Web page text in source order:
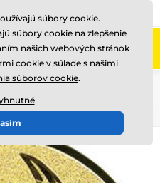
+421220255160
súbory cookie.
súbory cookie na zlepšenie
našich webových stránok
cookie v súlade s našimi
súborov cookie.